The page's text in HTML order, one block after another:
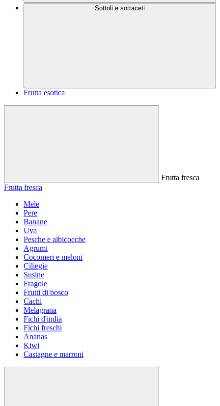
Sottoli e sottaceti
Frutta esotica
Frutta fresca
Frutta fresca
Mele
Pere
Banane
Uva
Pesche e albicocche
Agrumi
Cocomeri e meloni
Ciliegie
Susine
Fragole
Frutti di bosco
Cachi
Melagrana
Fichi d'india
Fichi freschi
Ananas
Kiwi
Castagne e marroni